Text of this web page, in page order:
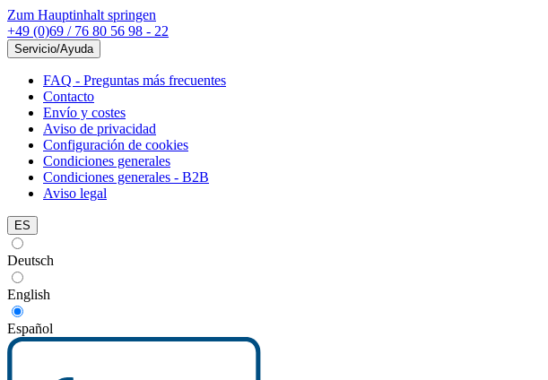
Zum Hauptinhalt springen
+49 (0)69 / 76 80 56 98 - 22
Servicio/Ayuda
FAQ - Preguntas más frecuentes
Contacto
Envío y costes
Aviso de privacidad
Configuración de cookies
Condiciones generales
Condiciones generales - B2B
Aviso legal
ES
Deutsch
English
Español